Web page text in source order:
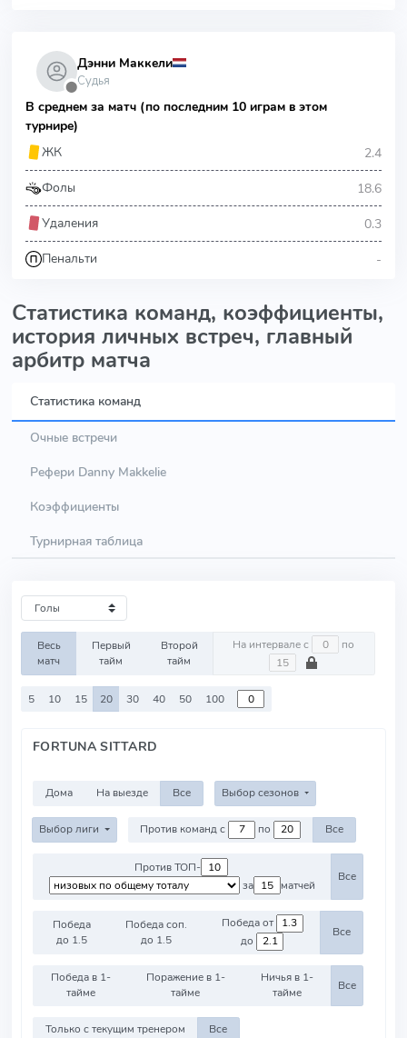
⬤
Дэнни Маккели
Судья
В среднем за матч (по последним 10 играм в этом
турнире)
ЖК
2.4
Фолы 18.6
Удаления 0.3
Пенальти -
Статистика команд, коэффициенты,
история личных встреч, главный
арбитр матча
Статистика команд
Очные встречи
Рефери Danny Makkelie
Коэффициенты
Турнирная таблица
Весь
матч
Первый
тайм
Второй
тайм
На интервале с по
5 10 15 20 30 40 50 100
FORTUNA SITTARD
Дома На выезде Все Выбор сезонов
Выбор лиги Против команд с по Все
Против ТОП-
за
матчей
Все
Победа
до 1.5
Победа соп.
до 1.5
Победа от
до
Все
Победа в 1-
тайме
Поражение в 1-
тайме
Ничья в 1-
тайме
Все
Только с текущим тренером Все